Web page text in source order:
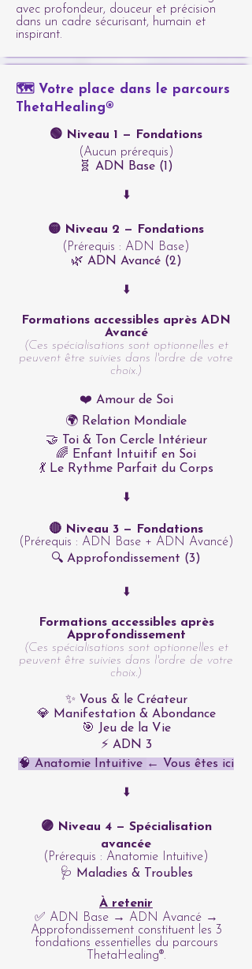
avec profondeur, douceur et précision
dans un cadre sécurisant, humain et
inspirant.
🗺️ Votre place dans le parcours
ThetaHealing®
🟢 Niveau 1 — Fondations
(Aucun prérequis)
🧬 ADN Base (1)
⬇️
🟡 Niveau 2 — Fondations
(Prérequis : ADN Base)
🌿 ADN Avancé (2)
⬇️
Formations accessibles après ADN
Avancé
(Ces spécialisations sont optionnelles et
peuvent être suivies dans l'ordre de votre
choix.)
❤️ Amour de Soi
🌍 Relation Mondiale
🤝 Toi & Ton Cercle Intérieur
🌈 Enfant Intuitif en Soi
💃 Le Rythme Parfait du Corps
⬇️
🔴 Niveau 3 — Fondations
(Prérequis : ADN Base + ADN Avancé)
🔍 Approfondissement (3)
⬇️
Formations accessibles après
Approfondissement
(Ces spécialisations sont optionnelles et
peuvent être suivies dans l'ordre de votre
choix.)
✨ Vous & le Créateur
💎 Manifestation & Abondance
🎯 Jeu de la Vie
⚡ ADN 3
🧠 Anatomie Intuitive ← Vous êtes ici
⬇️
🟣 Niveau 4 — Spécialisation
avancée
(Prérequis : Anatomie Intuitive)
🩺 Maladies & Troubles
À retenir
✅ ADN Base → ADN Avancé →
Approfondissement constituent les 3
fondations essentielles du parcours
ThetaHealing®.